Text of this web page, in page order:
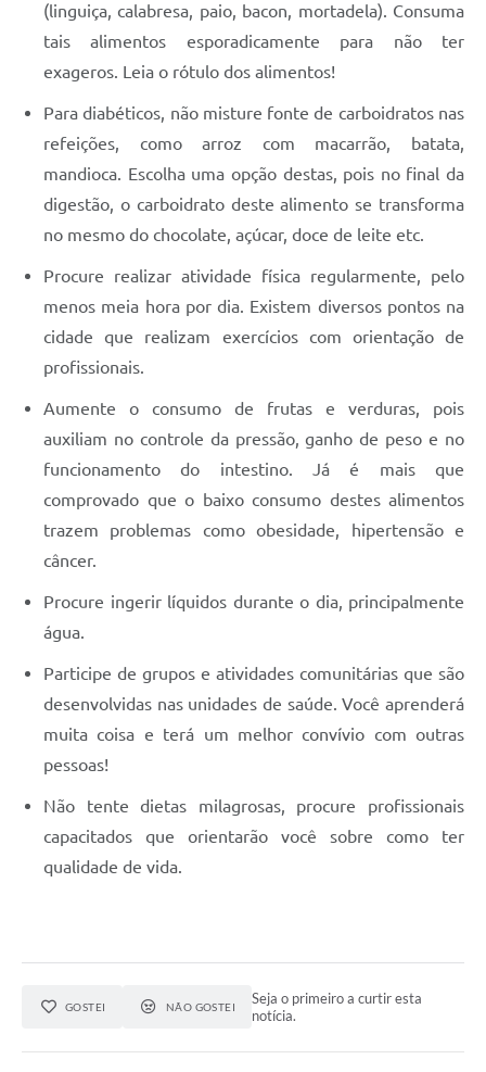
(linguiça, calabresa, paio, bacon, mortadela). Consuma
tais alimentos esporadicamente para não ter
exageros. Leia o rótulo dos alimentos!
Para diabéticos, não misture fonte de carboidratos nas
refeições, como arroz com macarrão, batata,
mandioca. Escolha uma opção destas, pois no final da
digestão, o carboidrato deste alimento se transforma
no mesmo do chocolate, açúcar, doce de leite etc.
Procure realizar atividade física regularmente, pelo
menos meia hora por dia. Existem diversos pontos na
cidade que realizam exercícios com orientação de
profissionais.
Aumente o consumo de frutas e verduras, pois
auxiliam no controle da pressão, ganho de peso e no
funcionamento do intestino. Já é mais que
comprovado que o baixo consumo destes alimentos
trazem problemas como obesidade, hipertensão e
câncer.
Procure ingerir líquidos durante o dia, principalmente
água.
Participe de grupos e atividades comunitárias que são
desenvolvidas nas unidades de saúde. Você aprenderá
muita coisa e terá um melhor convívio com outras
pessoas!
Não tente dietas milagrosas, procure profissionais
capacitados que orientarão você sobre como ter
qualidade de vida.
GOSTEI NÃO GOSTEI
Seja o primeiro a curtir esta
notícia.